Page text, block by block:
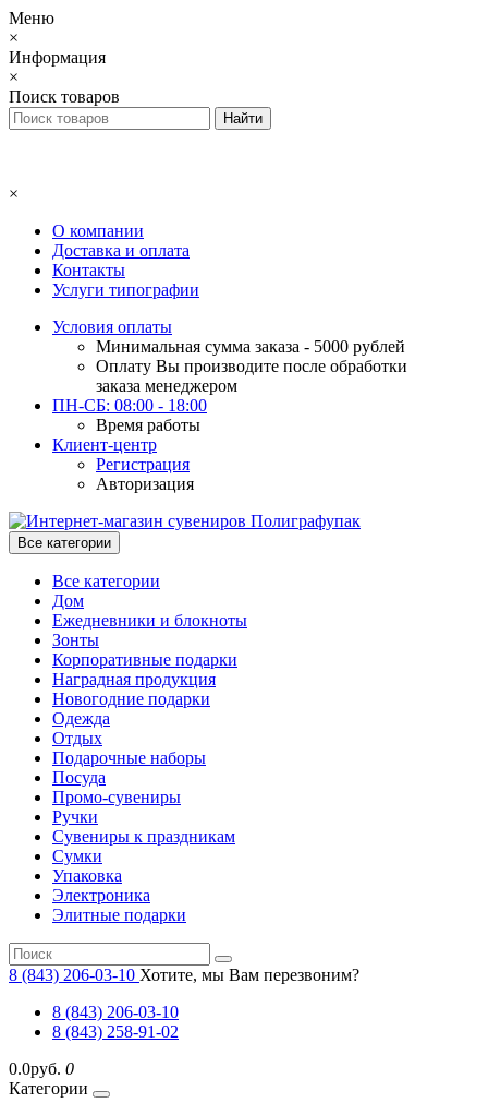
Меню
×
Информация
×
Поиск товаров
×
О компании
Доставка и оплата
Контакты
Услуги типографии
Условия оплаты
Минимальная сумма заказа - 5000 рублей
Оплату Вы производите после обработки
заказа менеджером
ПН-СБ: 08:00 - 18:00
Время работы
Клиент-центр
Регистрация
Авторизация
Все категории
Все категории
Дом
Ежедневники и блокноты
Зонты
Корпоративные подарки
Наградная продукция
Новогодние подарки
Одежда
Отдых
Подарочные наборы
Посуда
Промо-сувениры
Ручки
Сувениры к праздникам
Сумки
Упаковка
Электроника
Элитные подарки
8 (843) 206-03-10 Хотите, мы Вам перезвоним?
8 (843) 206-03-10
8 (843) 258-91-02
0.0руб. 0
Категории